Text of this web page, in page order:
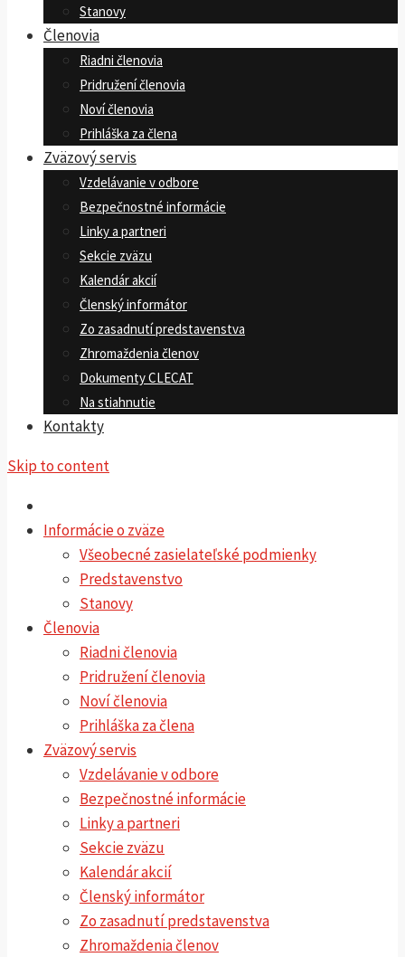
Stanovy
Členovia
Riadni členovia
Pridružení členovia
Noví členovia
Prihláška za člena
Zväzový servis
Vzdelávanie v odbore
Bezpečnostné informácie
Linky a partneri
Sekcie zväzu
Kalendár akcií
Členský informátor
Zo zasadnutí predstavenstva
Zhromaždenia členov
Dokumenty CLECAT
Na stiahnutie
Kontakty
Skip to content
Informácie o zväze
Všeobecné zasielateľské podmienky
Predstavenstvo
Stanovy
Členovia
Riadni členovia
Pridružení členovia
Noví členovia
Prihláška za člena
Zväzový servis
Vzdelávanie v odbore
Bezpečnostné informácie
Linky a partneri
Sekcie zväzu
Kalendár akcií
Členský informátor
Zo zasadnutí predstavenstva
Zhromaždenia členov